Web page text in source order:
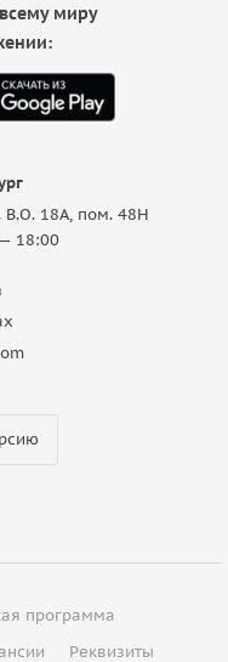
В.О. 18A, пом. 48Н
18:00
миру
программа
Реквизиты